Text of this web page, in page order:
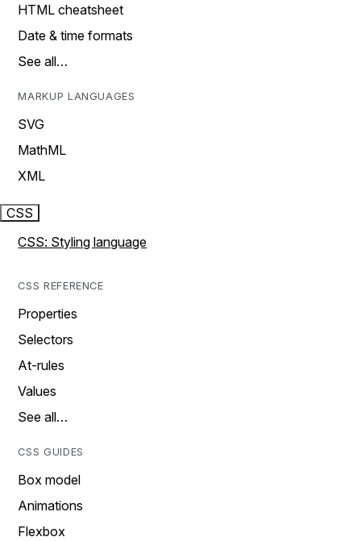
HTML cheatsheet
Date & time formats
See all…
MARKUP LANGUAGES
SVG
MathML
XML
CSS
CSS: Styling language
CSS REFERENCE
Properties
Selectors
At-rules
Values
See all…
CSS GUIDES
Box model
Animations
Flexbox